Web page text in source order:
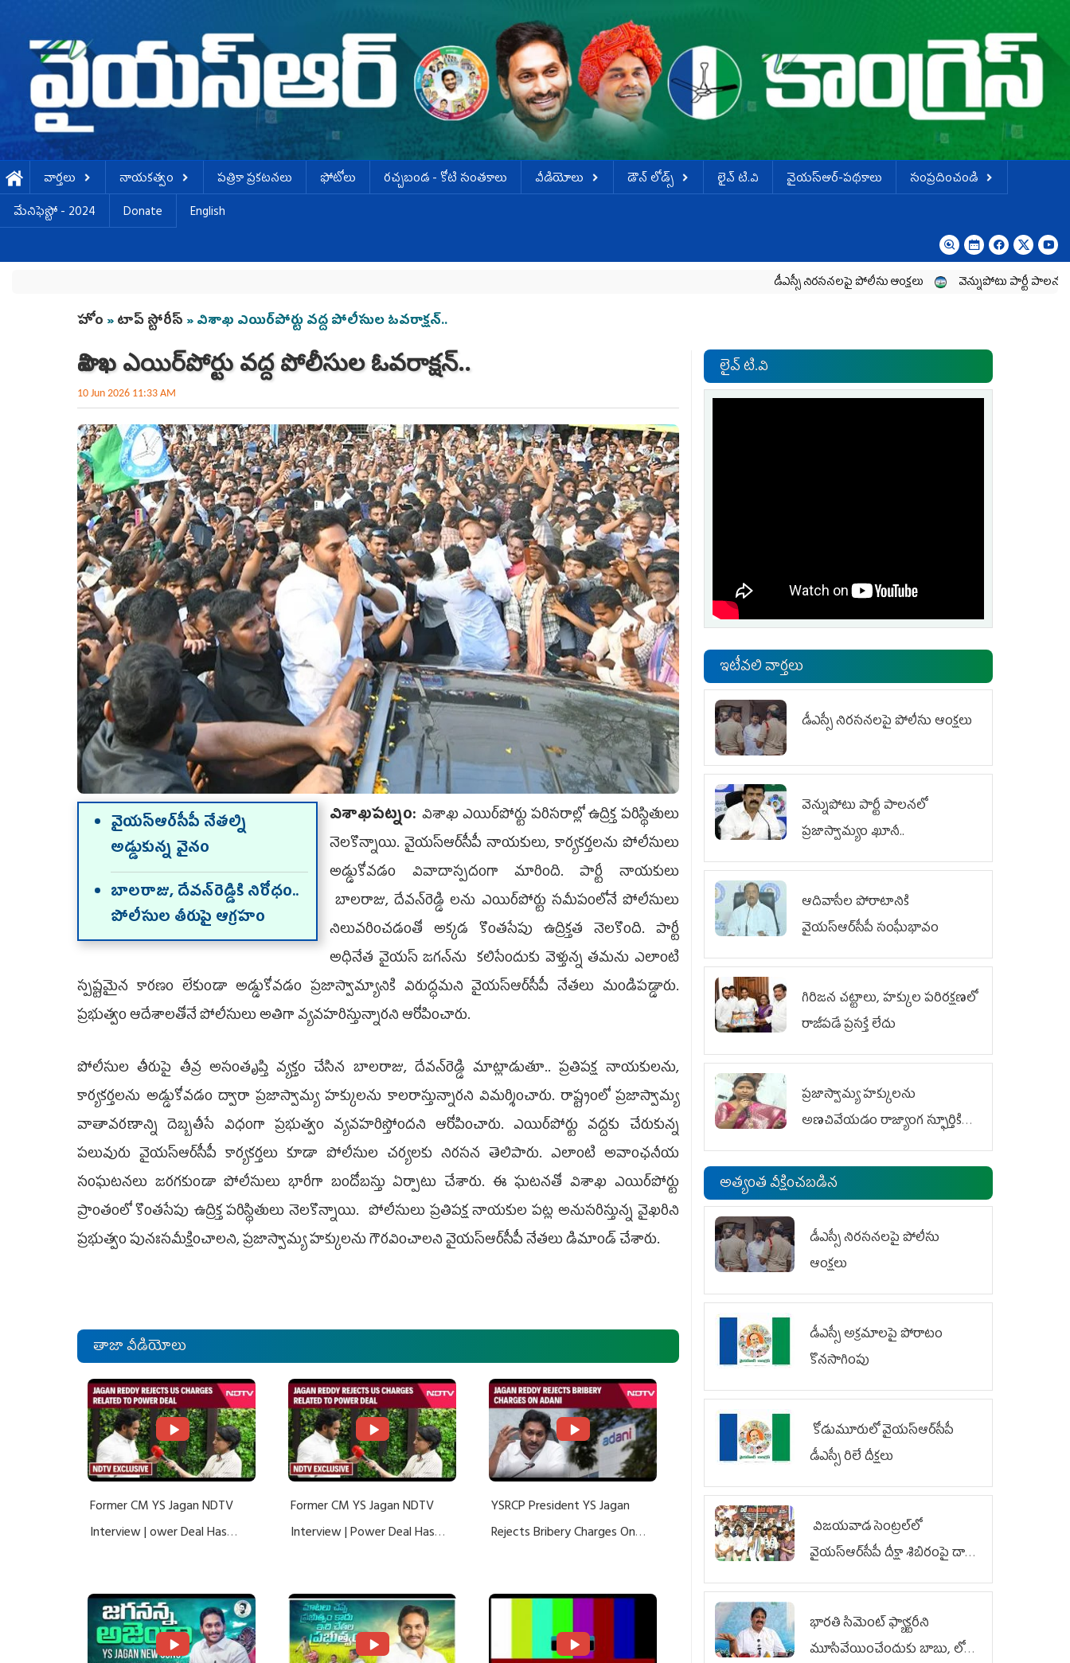
వార్తలు నాయకత్వం పత్రికా ప్రకటనలు ఫోటోలు ర‌చ్చ‌బండ‌ - కోటి సంత‌కాలు వీడియోలు డౌన్ లోడ్స్ లైవ్ టి.వి వైయస్ఆర్-పథకాలు
సంప్రదించండి
మేనిఫెస్టో - 2024
Donate English
డీఎస్సీ నిరసనలపై పోలీసు ఆంక్షలు వెన్నుపోటు పార్టీ పాలనలో ప్రజాస్వామ్యం
You are here
హోం »టాప్ స్టోరీస్ » విశాఖ ఎయిర్‌పోర్టు వద్ద పోలీసుల ఓవరాక్షన్..
విశాఖ ఎయిర్‌పోర్టు వద్ద పోలీసుల ఓవరాక్షన్..
10 Jun 2026 11:33 AM
వైయ‌స్ఆర్‌సీపీ నేతల్ని
అడ్డుకున్న వైనం
బాలరాజు, దేవన్‌రెడ్డికి నిరోధం..
పోలీసుల తీరుపై ఆగ్రహం
విశాఖపట్నం: విశాఖ ఎయిర్‌పోర్టు పరిసరాల్లో ఉద్రిక్త పరిస్థితులు
నెలకొన్నాయి. వైయ‌స్ఆర్‌సీపీ నాయకులు, కార్యకర్తలను పోలీసులు
అడ్డుకోవడం వివాదాస్పదంగా మారింది. పార్టీ నాయకులు
బాలరాజు, దేవన్‌రెడ్డి లను ఎయిర్‌పోర్టు సమీపంలోనే పోలీసులు
నిలువరించడంతో అక్కడ కొంతసేపు ఉద్రిక్తత నెలకొంది. పార్టీ
అధినేత వైయ‌స్ జ‌గ‌న్‌ను కలిసేందుకు వెళ్తున్న తమను ఎలాంటి
స్పష్టమైన కారణం లేకుండా అడ్డుకోవడం ప్రజాస్వామ్యానికి విరుద్ధమని వైయ‌స్ఆర్‌సీపీ నేతలు మండిపడ్డారు.
ప్రభుత్వం ఆదేశాలతోనే పోలీసులు అతిగా వ్యవహరిస్తున్నారని ఆరోపించారు.
పోలీసుల తీరుపై తీవ్ర అసంతృప్తి వ్యక్తం చేసిన బాలరాజు, దేవన్‌రెడ్డి మాట్లాడుతూ.. ప్రతిపక్ష నాయకులను,
కార్యకర్తలను అడ్డుకోవడం ద్వారా ప్రజాస్వామ్య హక్కులను కాలరాస్తున్నారని విమర్శించారు. రాష్ట్రంలో ప్రజాస్వామ్య
వాతావరణాన్ని దెబ్బతీసే విధంగా ప్రభుత్వం వ్యవహరిస్తోందని ఆరోపించారు. ఎయిర్‌పోర్టు వద్దకు చేరుకున్న
పలువురు వైయ‌స్ఆర్‌సీపీ కార్యకర్తలు కూడా పోలీసుల చర్యలకు నిరసన తెలిపారు. ఎలాంటి అవాంఛనీయ
సంఘటనలు జరగకుండా పోలీసులు భారీగా బందోబస్తు ఏర్పాటు చేశారు. ఈ ఘటనతో విశాఖ ఎయిర్‌పోర్టు
ప్రాంతంలో కొంతసేపు ఉద్రిక్త పరిస్థితులు నెలకొన్నాయి. పోలీసులు ప్రతిపక్ష నాయకుల పట్ల అనుసరిస్తున్న వైఖరిని
ప్రభుత్వం పునఃసమీక్షించాలని, ప్రజాస్వామ్య హక్కులను గౌరవించాలని వైయ‌స్ఆర్‌సీపీ నేతలు డిమాండ్ చేశారు.
తాజా వీడియోలు
Former CM YS Jagan NDTV
Interview | ower Deal Has
Former CM YS Jagan NDTV
Interview | Power Deal Has
YSRCP President YS Jagan
Rejects Bribery Charges On
లైవ్ టి.వి
ఇటీవలి వార్తలు
డీఎస్సీ నిరసనలపై పోలీసు ఆంక్షలు
వెన్నుపోటు పార్టీ పాలనలో
ప్రజాస్వామ్యం ఖూనీ..
ఆదివాసీల పోరాటానికి
వైయ‌స్ఆర్‌సీపీ సంఘీభావం
గిరిజన చట్టాలు, హక్కుల పరిరక్షణలో
రాజీపడే ప్రసక్తే లేదు
ప్రజాస్వామ్య హక్కులను
అణచివేయడం రాజ్యాంగ స్ఫూర్తికి
విరుద్ధం
అత్యంత వీక్షించబడిన
డీఎస్సీ నిరసనలపై పోలీసు
ఆంక్షలు
డీఎస్సీ అక్రమాలపై పోరాటం
కొనసాగింపు
కోడుమూరులో వైయ‌స్ఆర్‌సీపీ
డీఎస్సీ రిలే దీక్షలు
విజయవాడ సెంట్రల్‌లో
వైయ‌స్ఆర్‌సీపీ దీక్షా శిబిరంపై దాడి
దుర్మార్గం
భారతి సిమెంట్ ఫ్యాక్టరీని
మూసివేయించేందుకు బాబు, లోకేశ్